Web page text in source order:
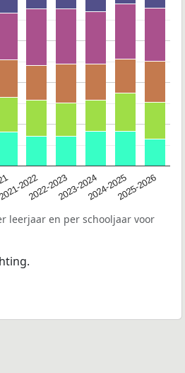
2022
2022-20232023-20242024-20252025-2026
leerjaar en per schooljaar voor